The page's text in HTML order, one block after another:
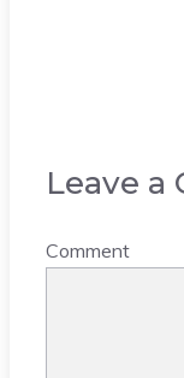
Leave a
Comment